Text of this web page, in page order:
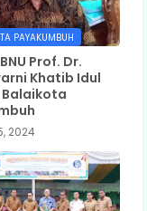
PAYAKUMBUH
Prof. Dr.
Khatib Idul
2024